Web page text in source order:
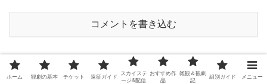
コメントを書き込む
ホーム 遠征ガイド
ホーム 観劇の基本 チケット 遠征ガイド
スカイステ
ージ&配信
おすすめ作
品
雑観＆観劇
記
組別ガイド メニュー